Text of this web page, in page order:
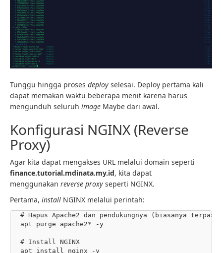
Tunggu hingga proses deploy selesai. Deploy pertama kali
dapat memakan waktu beberapa menit karena harus
mengunduh seluruh image Maybe dari awal.
Konfigurasi NGINX (Reverse
Proxy)
Agar kita dapat mengakses URL melalui domain seperti
finance.tutorial.mdinata.my.id, kita dapat
menggunakan reverse proxy seperti NGINX.
Pertama, install NGINX melalui perintah:
# Hapus Apache2 dan pendukungnya (biasanya
apt purge apache2* -y
# Install NGINX
apt install nginx -y